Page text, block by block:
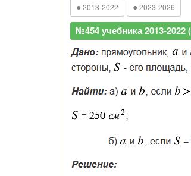
● 2013-2022 ● 2023-2026
№454 учебника 2013-2022